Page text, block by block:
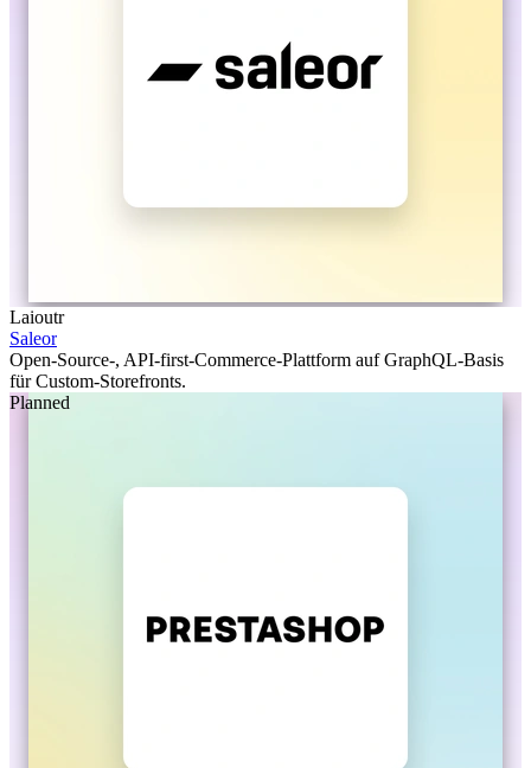
Laioutr
Saleor
Open-Source-, API-first-Commerce-Plattform auf GraphQL-Basis
für Custom-Storefronts.
Planned